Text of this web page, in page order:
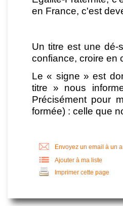
en France, c'est
Un titre est une dé-
confiance, croire en
Le « signe » est
titre » nous
Précisément pour
formée) : celle que
Envoyez un email à un
Ajouter à ma liste
Imprimer cette page